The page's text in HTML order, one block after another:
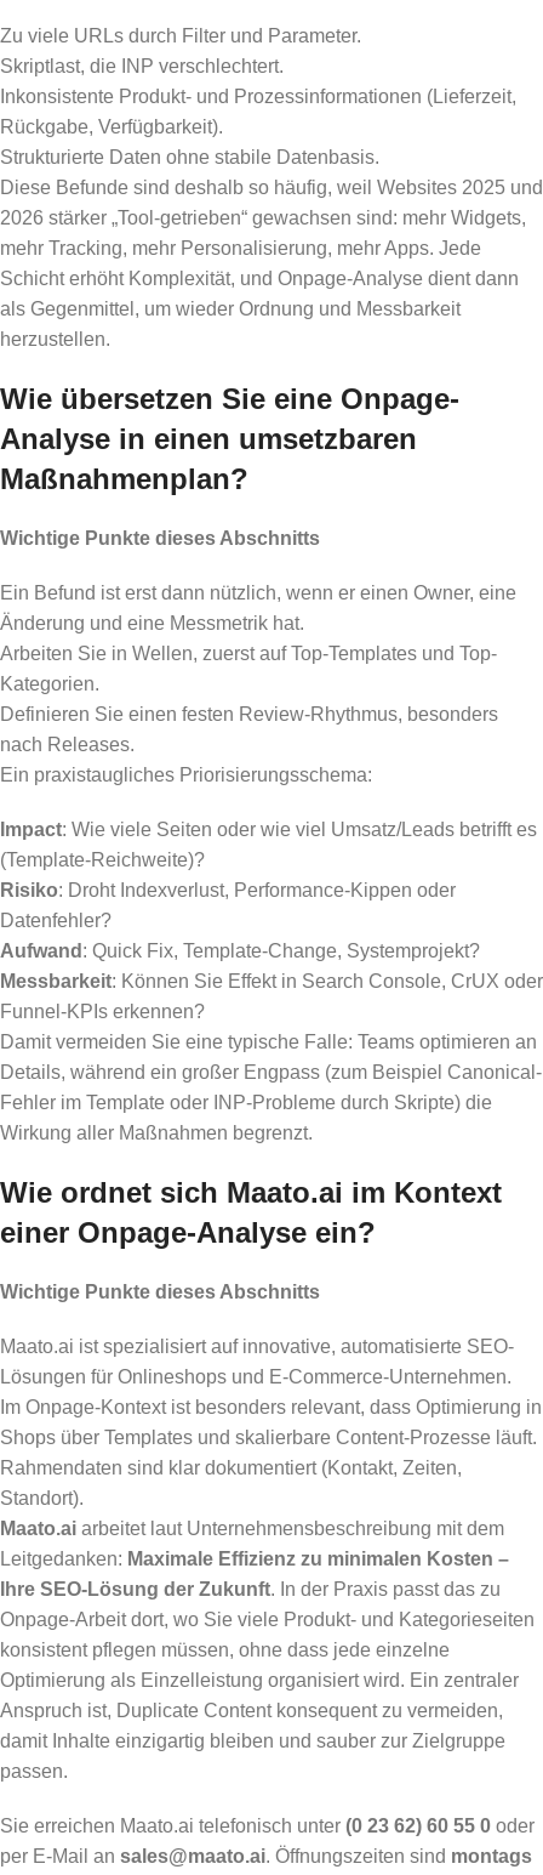
Zu viele URLs durch Filter und Parameter.
Skriptlast, die INP verschlechtert.
Inkonsistente Produkt- und Prozessinformationen (Lieferzeit,
Rückgabe, Verfügbarkeit).
Strukturierte Daten ohne stabile Datenbasis.
Diese Befunde sind deshalb so häufig, weil Websites 2025 und
2026 stärker „Tool-getrieben“ gewachsen sind: mehr Widgets,
mehr Tracking, mehr Personalisierung, mehr Apps. Jede
Schicht erhöht Komplexität, und Onpage-Analyse dient dann
als Gegenmittel, um wieder Ordnung und Messbarkeit
herzustellen.
Wie übersetzen Sie eine Onpage-
Analyse in einen umsetzbaren
Maßnahmenplan?
Wichtige Punkte dieses Abschnitts
Ein Befund ist erst dann nützlich, wenn er einen Owner, eine
Änderung und eine Messmetrik hat.
Arbeiten Sie in Wellen, zuerst auf Top-Templates und Top-
Kategorien.
Definieren Sie einen festen Review-Rhythmus, besonders
nach Releases.
Ein praxistaugliches Priorisierungsschema:
Impact: Wie viele Seiten oder wie viel Umsatz/Leads betrifft es
(Template-Reichweite)?
Risiko: Droht Indexverlust, Performance-Kippen oder
Datenfehler?
Aufwand : Quick Fix, Template-Change, Systemprojekt?
Messbarkeit: Können Sie Effekt in Search Console, CrUX oder
Funnel-KPIs erkennen?
Damit vermeiden Sie eine typische Falle: Teams optimieren an
Details, während ein großer Engpass (zum Beispiel Canonical-
Fehler im Template oder INP-Probleme durch Skripte) die
Wirkung aller Maßnahmen begrenzt.
Wie ordnet sich Maato.ai im Kontext
einer Onpage-Analyse ein?
Wichtige Punkte dieses Abschnitts
Maato.ai ist spezialisiert auf innovative, automatisierte SEO-
Lösungen für Onlineshops und E-Commerce-Unternehmen.
Im Onpage-Kontext ist besonders relevant, dass Optimierung in
Shops über Templates und skalierbare Content-Prozesse läuft.
Rahmendaten sind klar dokumentiert (Kontakt, Zeiten,
Standort).
Maato.ai arbeitet laut Unternehmensbeschreibung mit dem
Leitgedanken: Maximale Effizienz zu minimalen Kosten –
Ihre SEO-Lösung der Zukunft. In der Praxis passt das zu
Onpage-Arbeit dort, wo Sie viele Produkt- und Kategorieseiten
konsistent pflegen müssen, ohne dass jede einzelne
Optimierung als Einzelleistung organisiert wird. Ein zentraler
Anspruch ist, Duplicate Content konsequent zu vermeiden,
damit Inhalte einzigartig bleiben und sauber zur Zielgruppe
passen.
Sie erreichen Maato.ai telefonisch unter (0 23 62) 60 55 0 oder
per E-Mail an sales@maato.ai. Öffnungszeiten sind montags